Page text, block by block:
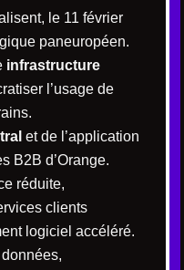
le 11 février
paneuropéen.
infrastructure
l’usage de
et de l’application
B2B d’Orange.
réduite,
clients
logiciel accéléré.